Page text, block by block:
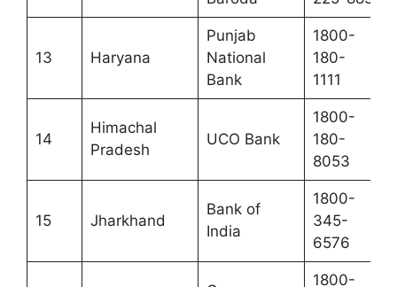
13 Haryana
Punjab
National
Bank
1800-
180-
1111
14
Himachal
Pradesh
UCO Bank
1800-
180-
8053
15 Jharkhand
Bank of
India
1800-
345-
6576
1800-